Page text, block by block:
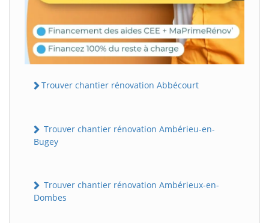
Trouver chantier rénovation Abbécourt
Trouver chantier rénovation Ambérieu-en-
Bugey
Trouver chantier rénovation Ambérieux-en-
Dombes